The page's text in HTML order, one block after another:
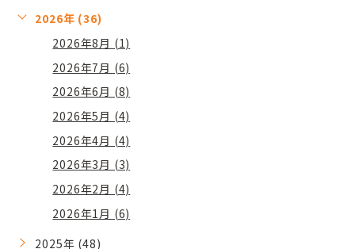
2026年 (36)
2026年8月 (1)
2026年7月 (6)
2026年6月 (8)
2026年5月 (4)
2026年4月 (4)
2026年3月 (3)
2026年2月 (4)
2026年1月 (6)
2025年 (48)